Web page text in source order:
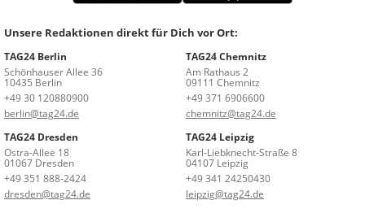
Unsere Redaktionen direkt für Dich vor Ort:
TAG24 Berlin
Schönhauser Allee 36
10435 Berlin
+49 30 120880900
berlin@tag24.de
TAG24 Chemnitz
Am Rathaus 2
09111 Chemnitz
+49 371 6906600
chemnitz@tag24.de
TAG24 Dresden
Ostra-Allee 18
01067 Dresden
+49 351 888-2424
dresden@tag24.de
TAG24 Leipzig
Karl-Liebknecht-Straße 8
04107 Leipzig
+49 341 24250430
leipzig@tag24.de